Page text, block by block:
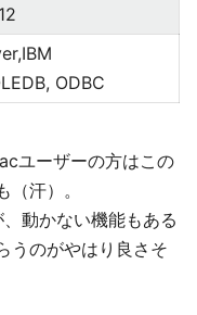
ODBC
ユーザーの方はこの
汗）。
動かない機能もある
うのがやはり良さそ